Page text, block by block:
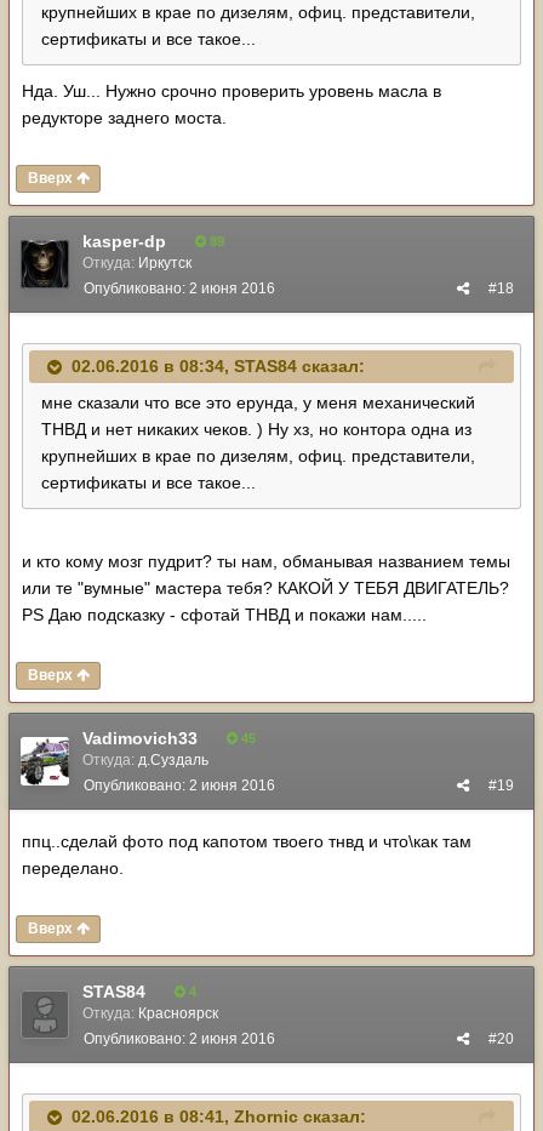
крупнейших в крае по дизелям, офиц. представители,
сертификаты и все такое...
Нда. Уш... Нужно срочно проверить уровень масла в
редукторе заднего моста.
Вверх
kasper-dp 89
Откуда: Иркутск
#18
Опубликовано: 2 июня 2016
02.06.2016 в 08:34, STAS84 сказал:
мне сказали что все это ерунда, у меня механический
ТНВД и нет никаких чеков. ) Ну хз, но контора одна из
крупнейших в крае по дизелям, офиц. представители,
сертификаты и все такое...
и кто кому мозг пудрит? ты нам, обманывая названием темы
или те "вумные" мастера тебя? КАКОЙ У ТЕБЯ ДВИГАТЕЛЬ?
PS Даю подсказку - сфотай ТНВД и покажи нам.....
Вверх
Vadimovich33 45
Откуда: д.Суздаль
#19
Опубликовано: 2 июня 2016
ппц..сделай фото под капотом твоего тнвд и что\как там
переделано.
Вверх
STAS84 4
Откуда: Красноярск
#20
Опубликовано: 2 июня 2016
02.06.2016 в 08:41, Zhornic сказал: